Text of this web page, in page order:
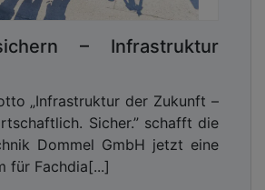
– Infrastruktur
„Infrastruktur der Zukunft –
Sicher.” schafft die
Dommel GmbH jetzt eine
für Fachdia[...]